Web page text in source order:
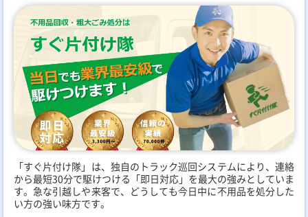
「すぐ片付け隊」は、独自のトラック巡回システムにより、連絡
から最短30分で駆けつける「即日対応」を最大の強みとしていま
す。急な引越しや来客で、どうしても今日中に不用品を処分した
い方の強い味方です。